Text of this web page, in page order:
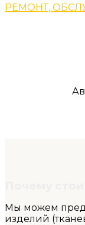
РЕМОНТ,
Мы можем
изделий